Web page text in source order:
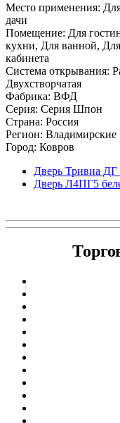
Место применения:
дачи
Помещение: Для
кухни, Для ванной,
кабинета
Система открывания:
Двухстворчатая
Фабрика: ВФД
Серия: Серия Шпон
Страна: Россия
Регион: Владимирские
Город: Ковров
Дверь Тривиа ДГ
Дверь Л4ПГ5